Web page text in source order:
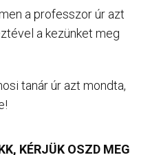
a professzor úr azt
a kezünket meg
tanár úr azt mondta,
KÉRJÜK OSZD MEG